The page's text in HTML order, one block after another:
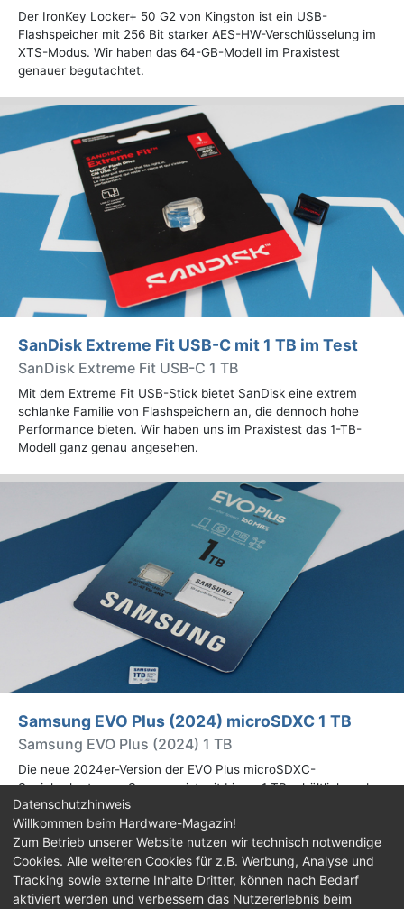
Der IronKey Locker+ 50 G2 von Kingston ist ein USB-
Flashspeicher mit 256 Bit starker AES-HW-Verschlüsselung im
XTS-Modus. Wir haben das 64-GB-Modell im Praxistest
genauer begutachtet.
SanDisk Extreme Fit USB-C mit 1 TB im Test
SanDisk Extreme Fit USB-C 1 TB
Mit dem Extreme Fit USB-Stick bietet SanDisk eine extrem
schlanke Familie von Flashspeichern an, die dennoch hohe
Performance bieten. Wir haben uns im Praxistest das 1-TB-
Modell ganz genau angesehen.
Samsung EVO Plus (2024) microSDXC 1 TB
Samsung EVO Plus (2024) 1 TB
Die neue 2024er-Version der EVO Plus microSDXC-
Speicherkarte von Samsung ist mit bis zu 1 TB erhältlich und
bietet 160 MB/s lesend, statt 130 MB/s wie beim Vorgänger aus
2021. Mehr dazu im Test.
Impressum| Kontakt |Jobs |Datenschutz |
Consent‑Einstellungen |Haftungsausschluss
Datenschutzhinweis
Willkommen beim Hardware-Magazin!
Zum Betrieb unserer Website nutzen wir technisch notwendige
Cookies. Alle weiteren Cookies für z.B. Werbung, Analyse und
Tracking sowie externe Inhalte Dritter, können nach Bedarf
aktiviert werden und verbessern das Nutzererlebnis beim